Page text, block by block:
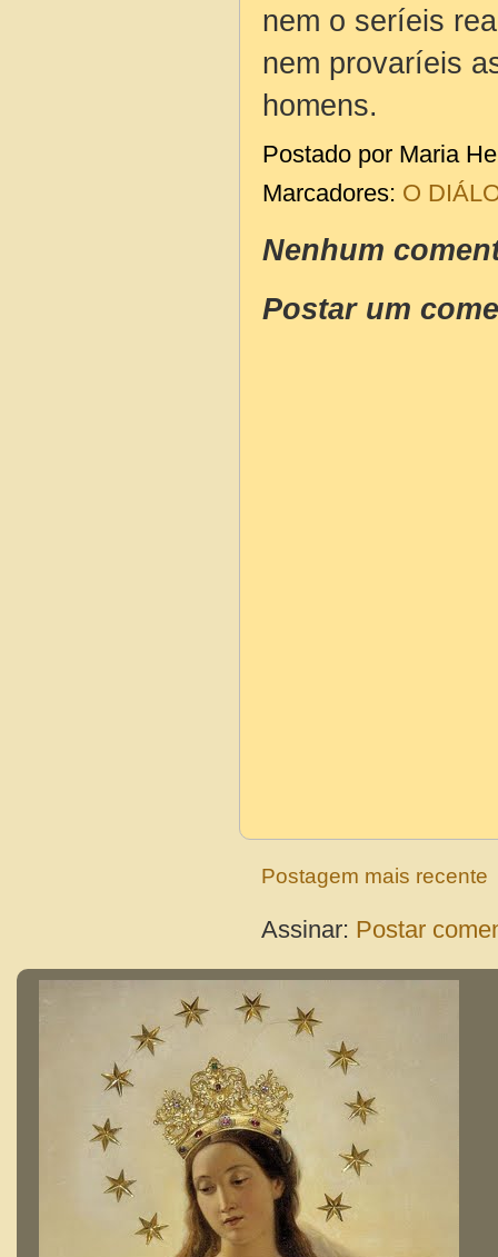
nem o seríeis
nem provaríeis
homens.
Postado por Maria
Marcadores: O
Nenhum
Postar um
Postagem mais recente
Assinar: Postar